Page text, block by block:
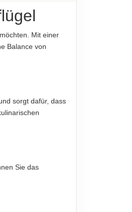
sind
Mit einer
Balance von
sorgt dafür, dass
Sie das